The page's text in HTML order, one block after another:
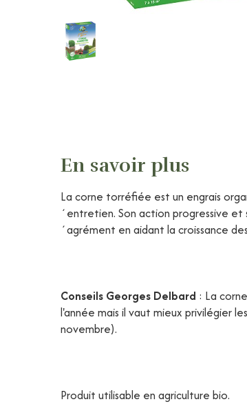
En savoir plus
La corne torréfiée est un engrais
´entretien. Son action progressive
´agrément en aidant la croissance
Conseils Georges Delbard : La
l'année mais il vaut mieux privilégier
novembre).
Produit utilisable en agriculture bio.